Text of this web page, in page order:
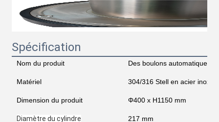
Spécification
Nom du produit Des boulons automatiques
Matériel 304/316 Stell en acier
Dimension du produit Φ400 x H1150 mm
Diamètre du cylindre 217 mm